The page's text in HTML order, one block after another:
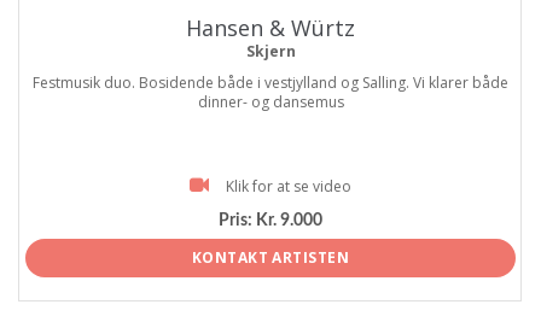
Hansen & Würtz
Skjern
Festmusik duo. Bosidende både i vestjylland og Salling. Vi klarer både
dinner- og dansemus
Klik for at se video
Pris: Kr. 9.000
KONTAKT ARTISTEN